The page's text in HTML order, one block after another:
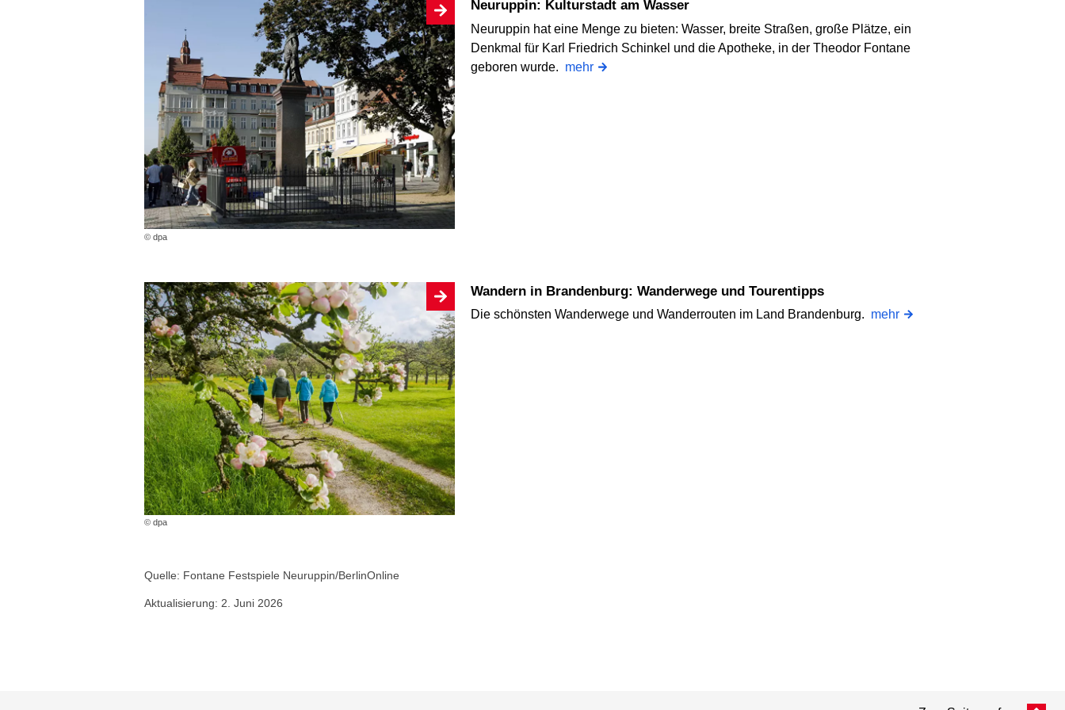
© dpa
Neuruppin: Kulturstadt am Wasser
Neuruppin hat eine Menge zu bieten: Wasser, breite Straßen, große Plätze, ein
Denkmal für Karl Friedrich Schinkel und die Apotheke, in der Theodor Fontane
geboren wurde. mehr
© dpa
Wandern in Brandenburg: Wanderwege und Tourentipps
Die schönsten Wanderwege und Wanderrouten im Land Brandenburg. mehr
Quelle: Fontane Festspiele Neuruppin/BerlinOnline
Aktualisierung: 2. Juni 2026